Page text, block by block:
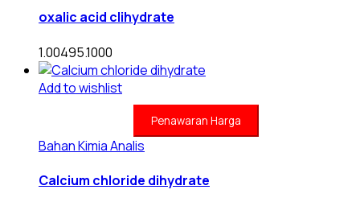
oxalic acid clihydrate
1.00495.1000
Add to wishlist
Penawaran Harga
Bahan Kimia Analis
Calcium chloride dihydrate